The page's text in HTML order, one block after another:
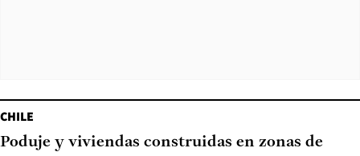
CHILE
Poduje y viviendas construidas en zonas de